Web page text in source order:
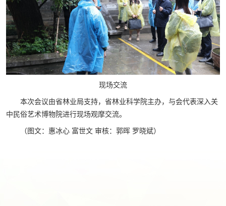
现场交流
本次会议由省林业局支持，省林业科学院主办，与会代表深入关
中民俗艺术博物院进行现场观摩交流。
（图文：惠冰心 富世文 审核：郭晖 罗晓斌）